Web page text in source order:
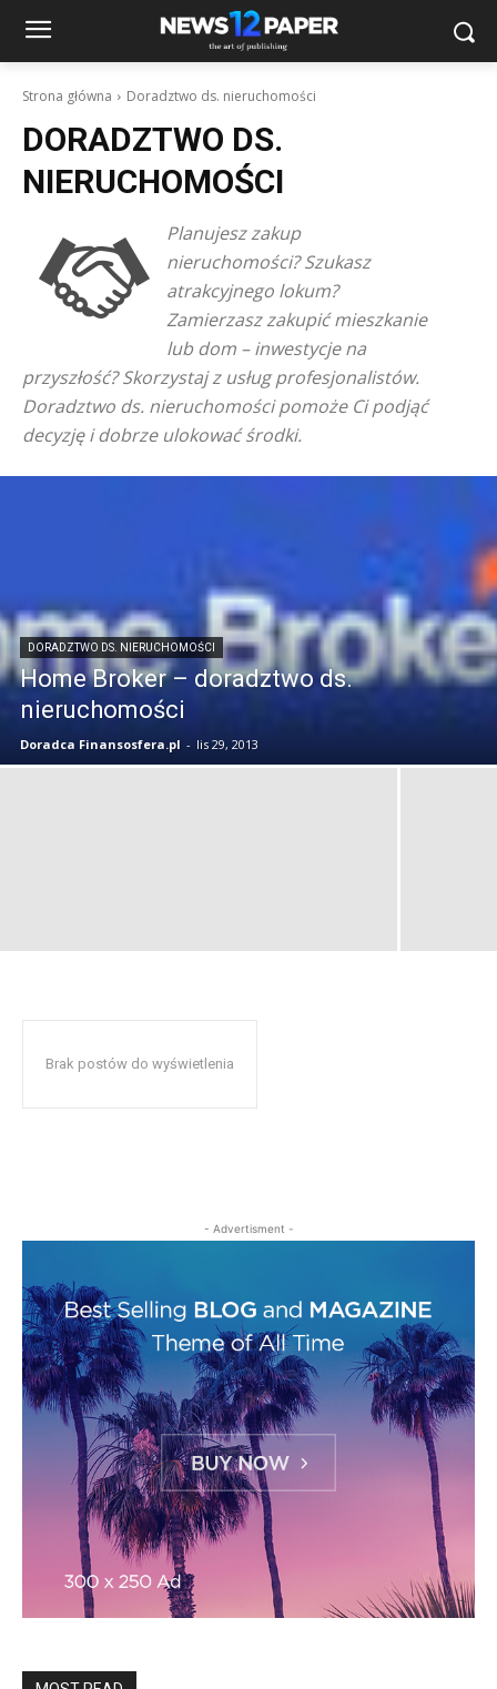
Strona główna Doradztwo ds. nieruchomości
DORADZTWO DS.
NIERUCHOMOŚCI
Planujesz zakup
nieruchomości? Szukasz
atrakcyjnego lokum?
Zamierzasz zakupić mieszkanie
lub dom – inwestycje na
przyszłość? Skorzystaj z usług profesjonalistów.
Doradztwo ds. nieruchomości pomoże Ci podjąć
decyzję i dobrze ulokować środki.
DORADZTWO DS. NIERUCHOMOŚCI
Home Broker – doradztwo ds.
nieruchomości
Doradca Finansosfera.pl - lis 29, 2013
Brak postów do wyświetlenia
- Advertisment -